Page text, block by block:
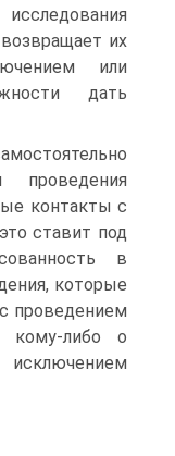
их
или
дать
проведения
контакты с
ставит под
в
которые
проведением
кому-либо о
исключением